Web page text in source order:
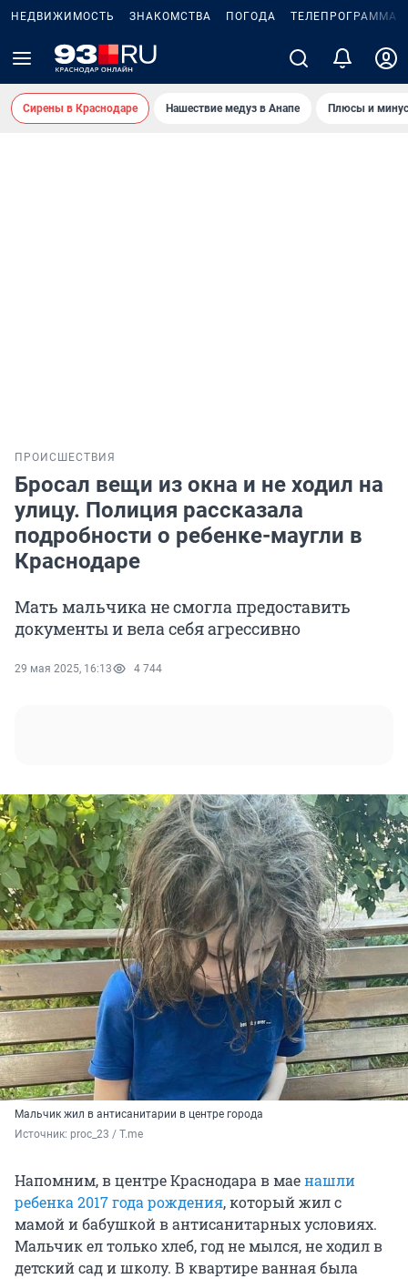
НЕДВИЖИМОСТЬ ЗНАКОМСТВА ПОГОДА ТЕЛЕПРОГРАММА
Сирены в Краснодаре Нашествие медуз в Анапе Плюсы и
ПРОИСШЕСТВИЯ
Бросал вещи из окна и не ходил на
улицу. Полиция рассказала
подробности о ребенке-маугли в
Краснодаре
Мать мальчика не смогла предоставить
документы и вела себя агрессивно
29 мая 2025, 16:13 4 744
Мальчик жил в антисанитарии в центре города
Источник: proc_23 / T.me
Напомним, в центре Краснодара в маенашли
ребенка 2017 года рождения, который жил с
мамой и бабушкой в антисанитарных условиях.
Мальчик ел только хлеб, год не мылся, не ходил в
детский сад и школу. В квартиреванная была